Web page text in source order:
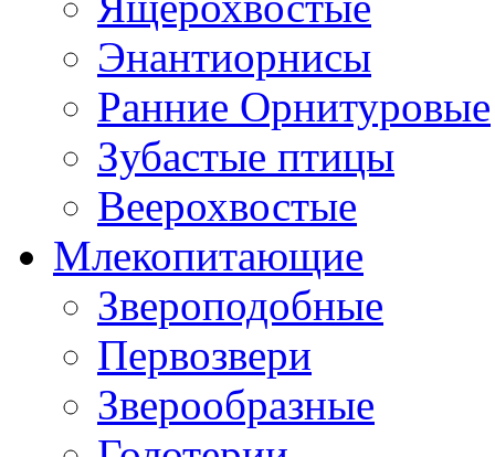
Энантиорнисы
Ранние Орнитуровые
Зубастые птицы
Веерохвостые
Млекопитающие
Звероподобные
Первозвери
Зверообразные